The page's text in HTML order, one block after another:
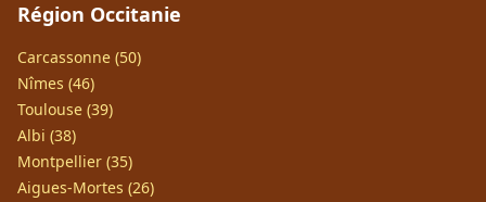
Région Occitanie
Carcassonne (50)
Nîmes (46)
Toulouse (39)
Albi (38)
Montpellier (35)
Aigues-Mortes (26)